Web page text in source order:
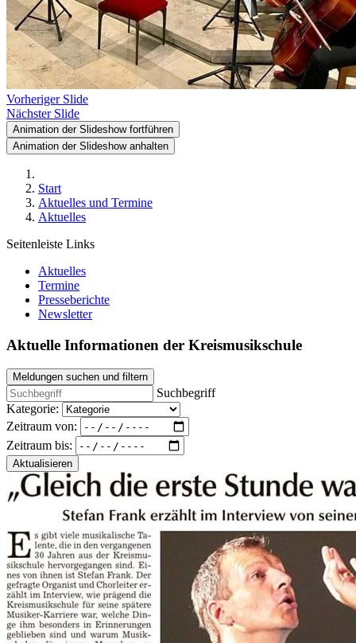
Vorheriger Slide
Nächster Slide
Animation der Slideshow fortführen
Animation der Slideshow anhalten
Start
Aktuelles und Termine
Aktuelles
Seitenleiste Links
Aktuelles
Termine
Presseberichte
Newsletter
Aktuelle Informationen der Kreismusikschule
Meldungen suchen und filtern
Suchbegriff
Kategorie:
Zeitraum von:
Zeitraum bis:
Aktualisieren